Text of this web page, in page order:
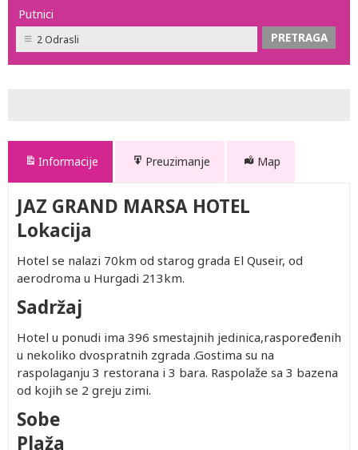
Putnici
2 Odrasli
Informacije Preuzimanje Map
JAZ GRAND MARSA HOTEL
Lokacija
Hotel se nalazi 70km od starog grada El Quseir, od
aerodroma u Hurgadi 213km.
Sadržaj
Hotel u ponudi ima 396 smestajnih jedinica,raspoređenih
u nekoliko dvospratnih zgrada .Gostima su na
raspolaganju 3 restorana i 3 bara. Raspolaže sa 3 bazena
od kojih se 2 greju zimi.
Sobe
Plaža